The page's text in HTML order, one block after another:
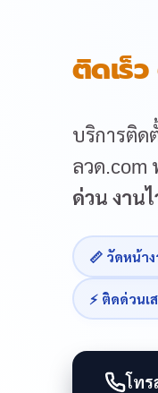
ติดเร็
บริการติด
ลวด.com
ด่วน งาน
📏 วัดหน้า
⚡ ติดด่วนเ
โทร